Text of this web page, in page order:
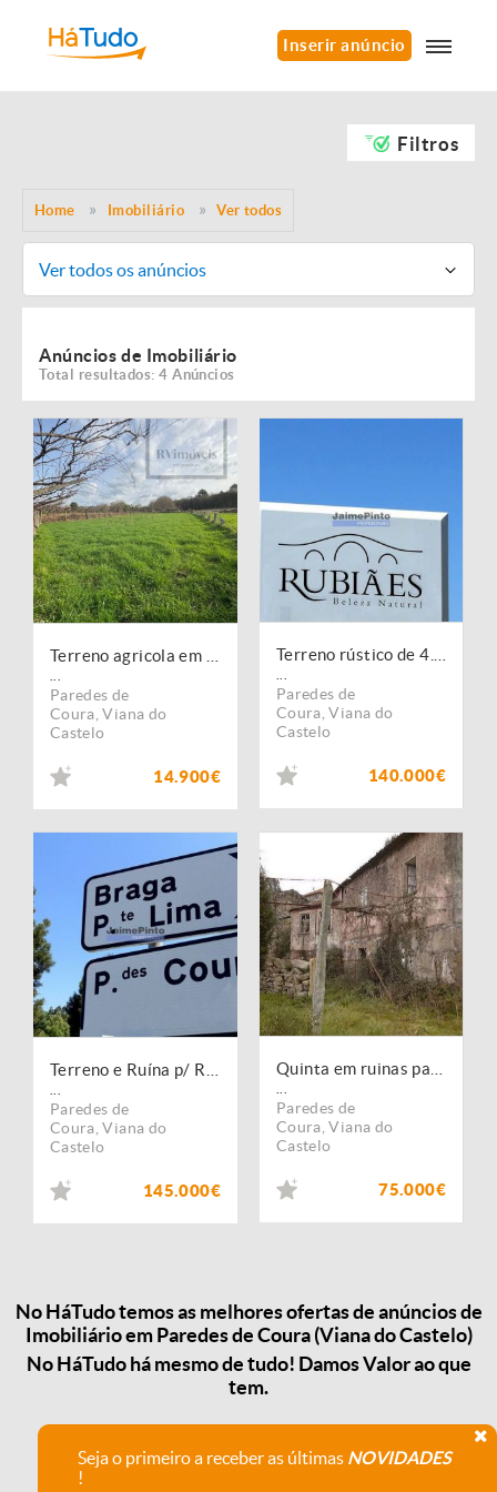
Inserir anúncio
Filtros
Home Imobiliário Ver todos
Ver todos os anúncios
Anúncios de Imobiliário
Total resultados: 4 Anúncios
Paredes de
Coura ,Viana do
Castelo
14.900€
Paredes de
Coura ,Viana do
Castelo
140.000€
Paredes de
Coura ,Viana do
Castelo
145.000€
Paredes de
Coura ,Viana do
Castelo
75.000€
No HáTudo temos as melhores ofertas de anúncios de
Imobiliário em Paredes de Coura (Viana do Castelo)
No HáTudo há mesmo de tudo! Damos Valor ao que
tem.
Seja o primeiro a receber as últimas NOVIDADES
!